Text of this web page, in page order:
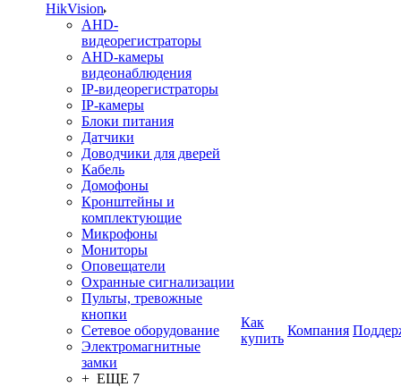
HikVision
AHD-
видеорегистраторы
AHD-камеры
видеонаблюдения
IP-видеорегистраторы
IP-камеры
Блоки питания
Датчики
Доводчики для дверей
Кабель
Домофоны
Кронштейны и
комплектующие
Микрофоны
Мониторы
Оповещатели
Охранные сигнализации
Пульты, тревожные
кнопки
Сетевое оборудование
Электромагнитные
замки
+ ЕЩЕ 7
Как
купить
Компания